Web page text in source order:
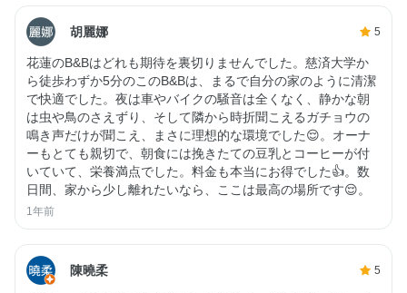
胡麗娜 5
花蓮のB&Bはどれも期待を裏切りませんでした。慈済大学か
ら徒歩わずか5分のこのB&Bは、まるで自分の家のように清潔
で快適でした。夜は車やバイクの騒音は全くなく、静かな朝
は虫や鳥のさえずり、そして隣から時折聞こえるガチョウの
鳴き声だけが聞こえ、まさに理想的な環境でした😌。オーナ
ーもとても親切で、朝食には挽きたての豆乳とコーヒーが付
いていて、栄養満点でした。料金も本当にお得でした👍。数
日間、家から少し離れたいなら、ここは最高の場所です😌。
1年前
陳曉柔 5